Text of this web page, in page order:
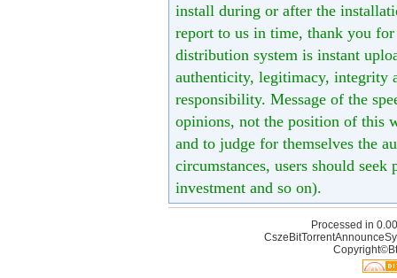
install during or after the
report to us in time, thank you
distribution system is instant
authenticity, legitimacy, integrity
responsibility. Message of the
opinions, not the position of this
and to judge for themselves the
circumstances, users should
investment and so on).
Processed in